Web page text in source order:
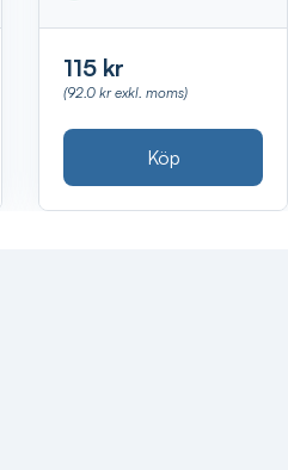
115 kr
(92.0 kr exkl. moms)
Köp